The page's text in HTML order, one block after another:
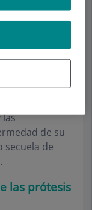
para
podemos
También
las
de su
de
las prótesis